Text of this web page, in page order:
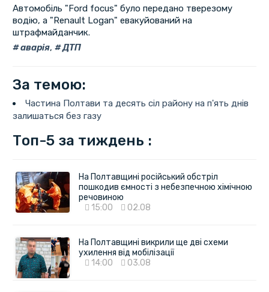
Автомобіль "Ford focus" було передано тверезому
водію, а "Renault Logan" евакуйований на
штрафмайданчик.
аварія, ДТП
За темою:
Частина Полтави та десять сіл району на п'ять днів
залишаться без газу
Топ-5 за тиждень :
На Полтавщині російський обстріл
пошкодив ємності з небезпечною хімічною
речовиною
15:00
02.08
На Полтавщині викрили ще дві схеми
ухилення від мобілізації
14:00
03.08